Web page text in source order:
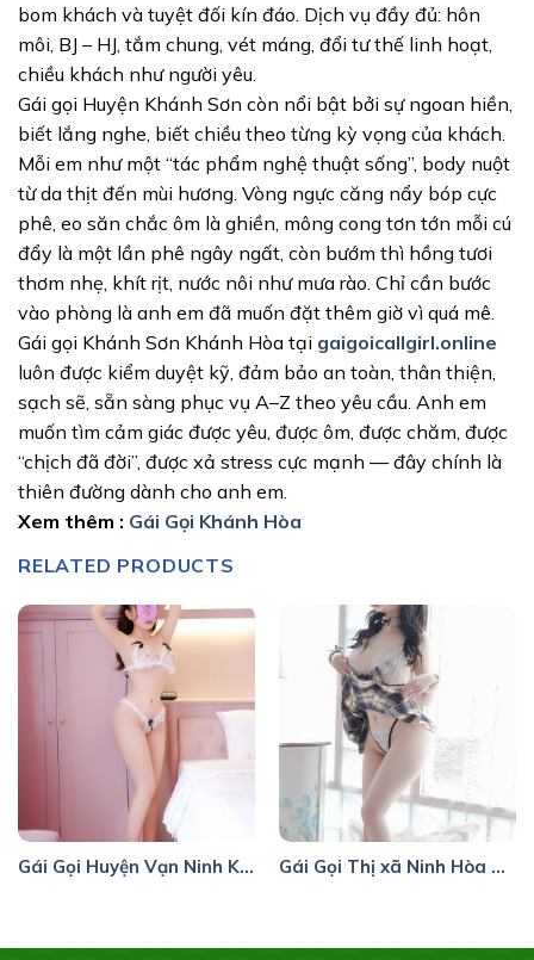
bom khách và tuyệt đối kín đáo. Dịch vụ đầy đủ: hôn
môi, BJ – HJ, tắm chung, vét máng, đổi tư thế linh hoạt,
chiều khách như người yêu.
Gái gọi Huyện Khánh Sơn còn nổi bật bởi sự ngoan hiền,
biết lắng nghe, biết chiều theo từng kỳ vọng của khách.
Mỗi em như một “tác phẩm nghệ thuật sống”, body nuột
từ da thịt đến mùi hương. Vòng ngực căng nẩy bóp cực
phê, eo săn chắc ôm là ghiền, mông cong tơn tớn mỗi cú
đẩy là một lần phê ngây ngất, còn bướm thì hồng tươi
thơm nhẹ, khít rịt, nước nôi như mưa rào. Chỉ cần bước
vào phòng là anh em đã muốn đặt thêm giờ vì quá mê.
Gái gọi Khánh Sơn Khánh Hòa tại gaigoicallgirl.online
luôn được kiểm duyệt kỹ, đảm bảo an toàn, thân thiện,
sạch sẽ, sẵn sàng phục vụ A–Z theo yêu cầu. Anh em
muốn tìm cảm giác được yêu, được ôm, được chăm, được
“chịch đã đời”, được xả stress cực mạnh — đây chính là
thiên đường dành cho anh em.
Xem thêm : Gái Gọi Khánh Hòa
RELATED PRODUCTS
Gái Gọi Huyện Vạn Ninh Khánh Hòa Gái Gọi Thị xã Ninh Hòa Khánh Hòa